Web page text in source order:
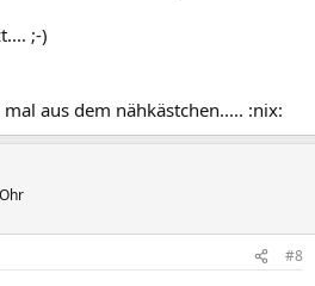
;-)
aus dem nähkästchen..... :nix:
#8